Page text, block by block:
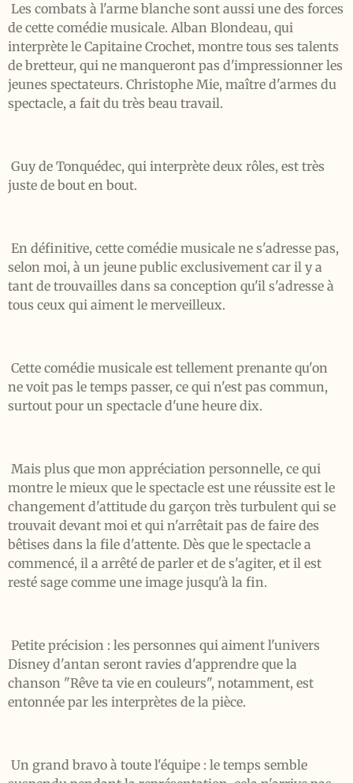
Les combats à l'arme blanche sont aussi une des forces
de cette comédie musicale. Alban Blondeau, qui
interprète le Capitaine Crochet, montre tous ses talents
de bretteur, qui ne manqueront pas d'impressionner les
jeunes spectateurs. Christophe Mie, maître d'armes du
spectacle, a fait du très beau travail.
Guy de Tonquédec, qui interprète deux rôles, est très
juste de bout en bout.
En définitive, cette comédie musicale ne s'adresse pas,
selon moi, à un jeune public exclusivement car il y a
tant de trouvailles dans sa conception qu'il s'adresse à
tous ceux qui aiment le merveilleux.
Cette comédie musicale est tellement prenante qu'on
ne voit pas le temps passer, ce qui n'est pas commun,
surtout pour un spectacle d'une heure dix.
Mais plus que mon appréciation personnelle, ce qui
montre le mieux que le spectacle est une réussite est le
changement d'attitude du garçon très turbulent qui se
trouvait devant moi et qui n'arrêtait pas de faire des
bêtises dans la file d'attente. Dès que le spectacle a
commencé, il a arrêté de parler et de s'agiter, et il est
resté sage comme une image jusqu'à la fin.
Petite précision : les personnes qui aiment l'univers
Disney d'antan seront ravies d'apprendre que la
chanson "Rêve ta vie en couleurs", notamment, est
entonnée par les interprètes de la pièce.
Un grand bravo à toute l'équipe : le temps semble